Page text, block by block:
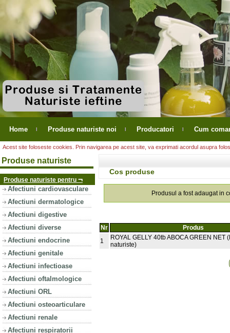
Home Produse naturiste noi Producatori Cum
Acest site foloseste cookies. Prin navigarea pe acest site, va exprimati acordul asupra
Produse naturiste
Produse naturiste pentru ¬
Afectiuni cardiovasculare
Afectiuni dermatologice
Afectiuni digestive
Afectiuni diverse
Afectiuni endocrine
Afectiuni genitale
Afectiuni infectioase
Afectiuni oftalmologice
Afectiuni ORL
Afectiuni osteoarticulare
Afectiuni renale
Afectiuni respiratorii
Cos produse
Produsul a fost adaugat in
Nr
Produs
1
ROYAL GELLY 40tb ABOCA GREEN NET
naturiste)